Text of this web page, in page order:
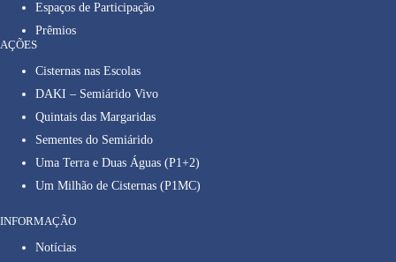
Espaços de Participação
Prêmios
AÇÕES
Cisternas nas Escolas
DAKI – Semiárido Vivo
Quintais das Margaridas
Sementes do Semiárido
Uma Terra e Duas Águas (P1+2)
Um Milhão de Cisternas (P1MC)
INFORMAÇÃO
Notícias